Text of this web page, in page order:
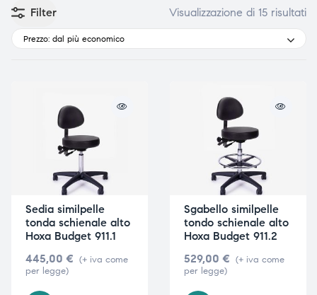
Filter Visualizzazione di 15 risultati
Prezzo: dal più economico
Sedia similpelle
tonda schienale alto
Hoxa Budget 911.1
445,00 € (+ iva come
per legge)
Sgabello similpelle
tondo schienale alto
Hoxa Budget 911.2
529,00 € (+ iva come
per legge)